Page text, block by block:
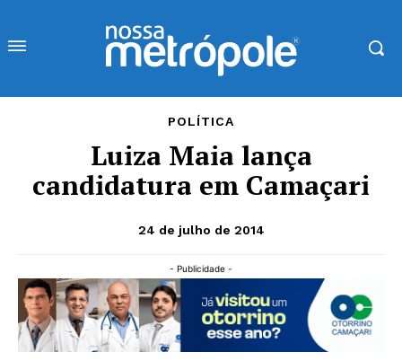
POLÍTICA
Luiza Maia lança
candidatura em Camaçari
24 de julho de 2014
- Publicidade -